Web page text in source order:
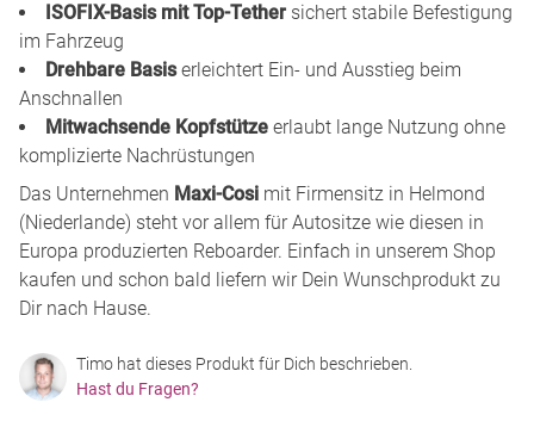
ISOFIX-Basis mit Top-Tether sichert stabile Befestigung
im Fahrzeug
Drehbare Basiserleichtert Ein- und Ausstieg beim
Anschnallen
Mitwachsende Kopfstütze erlaubt lange Nutzung ohne
komplizierte Nachrüstungen
Das Unternehmen Maxi-Cosi mit Firmensitz in Helmond
(Niederlande) steht vor allem für Autositze wie diesen in
Europa produzierten Reboarder. Einfach in unserem Shop
kaufen und schon bald liefern wir Dein Wunschprodukt zu
Dir nach Hause.
Timo hat dieses Produkt für Dich beschrieben.
Hast du Fragen?